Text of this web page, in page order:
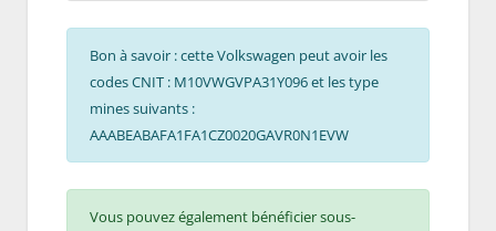
Bon à savoir : cette Volkswagen peut avoir les
codes CNIT : M10VWGVPA31Y096 et les type
mines suivants :
AAABEABAFA1FA1CZ0020GAVR0N1EVW
Vous pouvez également bénéficier sous-